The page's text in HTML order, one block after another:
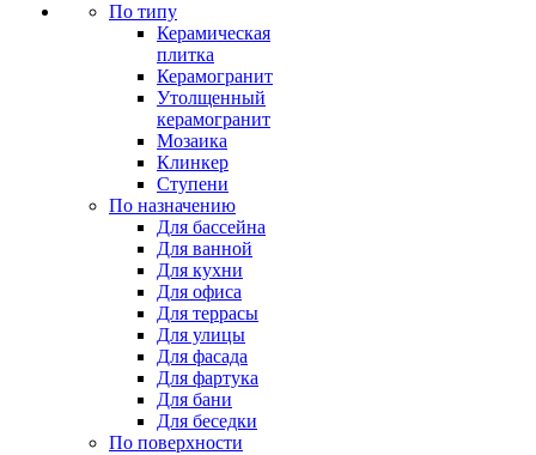
По типу
Керамическая
плитка
Керамогранит
Утолщенный
керамогранит
Мозаика
Клинкер
Ступени
По назначению
Для бассейна
Для ванной
Для кухни
Для офиса
Для террасы
Для улицы
Для фасада
Для фартука
Для бани
Для беседки
По поверхности